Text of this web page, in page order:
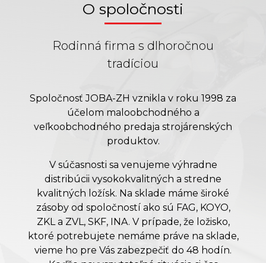
O spoločnosti
Rodinná firma s dlhoročnou
tradíciou
Spoločnosť JOBA-ZH vznikla v roku 1998 za
účelom maloobchodného a
veľkoobchodného predaja strojárenských
produktov.
V súčasnosti sa venujeme výhradne
distribúcii vysokokvalitných a stredne
kvalitných ložísk. Na sklade máme široké
zásoby od spoločností ako sú FAG, KOYO,
ZKL a ZVL, SKF, INA. V prípade, že ložisko,
ktoré potrebujete nemáme práve na sklade,
vieme ho pre Vás zabezpečiť do 48 hodín.